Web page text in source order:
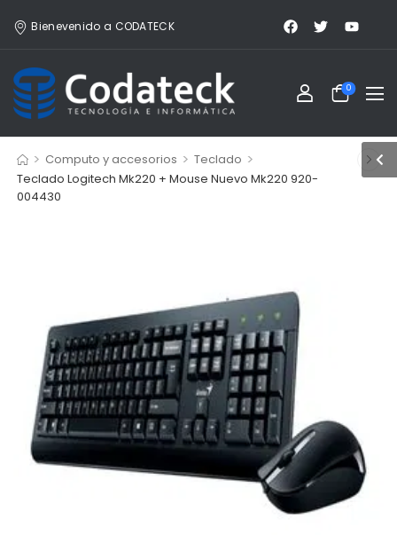
Bienevenido a CODATECK
0
> Computo y accesorios > Teclado >
Teclado Logitech Mk220 + Mouse Nuevo Mk220 920-
004430